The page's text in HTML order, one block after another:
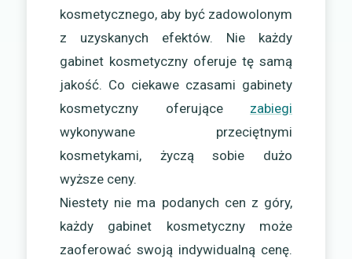
kosmetycznego, aby być zadowolonym
z uzyskanych efektów. Nie każdy
gabinet kosmetyczny oferuje tę samą
jakość. Co ciekawe czasami gabinety
kosmetyczny oferujące zabiegi
wykonywane przeciętnymi
kosmetykami, życzą sobie dużo
wyższe ceny.
Niestety nie ma podanych cen z góry,
każdy gabinet kosmetyczny może
zaoferować swoją indywidualną cenę.